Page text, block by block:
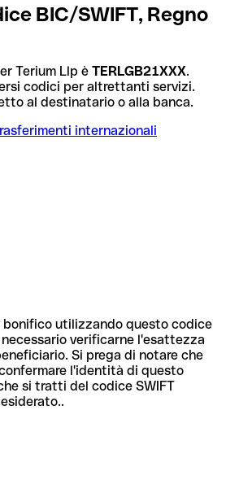
BIC/SWIFT, Regno
Terium Llp è TERLGB21XXX.
codici per altrettanti servizi.
al destinatario o alla banca.
internazionali
utilizzando questo codice
verificarne l'esattezza
Si prega di notare che
l'identità di questo
si tratti del codice SWIFT